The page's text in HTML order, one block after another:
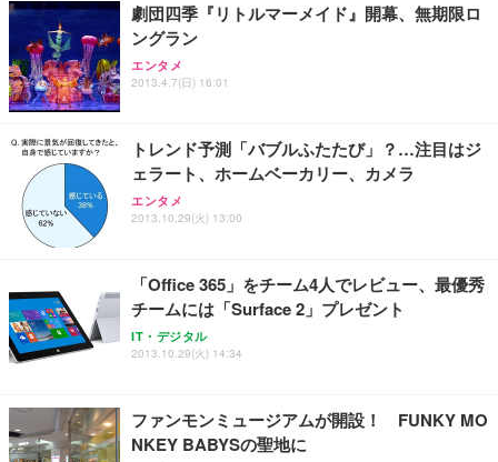
Sezlife オフィスチェア デスクチェア 疲れない テレ
ワーク チェア 強化バックレスト 30度ロッキング機
能 人間工学 椅子 腰サポート 90度跳ね上げ式アーム
ョン PCチェア 通気性メッシュ ゲーミング/勉強/事
務用 おしゃれ パソコンチェア (ブラック)
Sezlife オフィスチェア デスクチェア 疲れない テレ
ワーク チェア 強化バックレスト 30度ロッキング機
能 人間工学 椅子 腰サポート 90度跳ね上げ式アーム
務用 おしゃれ パソコンチェア (ホワイト)
ANDWINT オフィスチェア デスクチェア 肘なし メ
ッシュ 通気性 ランバーサポート付き 腰サポート ガ
ス圧無段階昇降 360度回転 キャスター付き コンパク
【純正品】27"ゲーミングモニター DualSense 充電
フック付き（CFI-ZDM1J）
【整備済み品】Dell E2724HS 27インチ 液晶モニタ
ー フルHD（1920×1080）VA 非光沢 HDMI/DisplayP
ort/VGA スピーカー内蔵 高さ調整 スイベル VESA対
【MiniLED/24.5inch/280Hz/FHD】GRAPHT THE S
HOOTER Gaming Monitor 24” Essential ゲーミン
グモニター QD 24.5インチ 1ms FHD 量子ドット 残
ネオ・ルーライフ ネオ・オムツ L 中型犬用 26枚入
り 単品
Smart Basic(スマートベーシック) 【Amazon.co.jp
限定】 Smart Basic アイリスオーヤマ ペットシーツ
超厚型 お徳用 ワイド 100枚入 (x 1) (ケース販売)
アイリスオーヤマ ペットシーツ 超厚型 お徳用 レギ
ュラー 200枚入【Amazon.co.jp限定】
劇団四季『リトルマーメイド』開幕、無期限ロ
ングラン
エンタメ
2013.4.7(日) 16:01
トレンド予測「バブルふたたび」？…注目はジ
ェラート、ホームベーカリー、カメラ
エンタメ
2013.10.29(火) 13:00
「Office 365」をチーム4人でレビュー、最優秀
チームには「Surface 2」プレゼント
IT・デジタル
2013.10.29(火) 14:34
ファンモンミュージアムが開設！ FUNKY MO
NKEY BABYSの聖地に